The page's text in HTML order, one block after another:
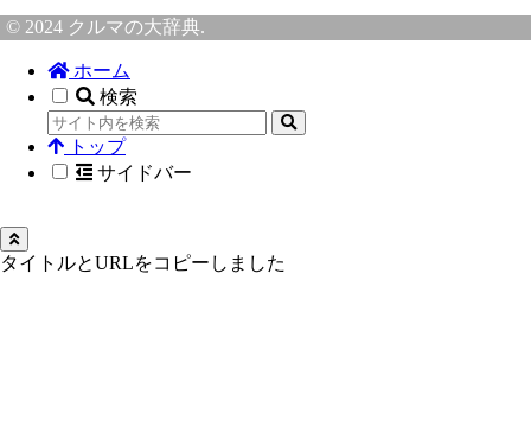
© 2024 クルマの大辞典.
ホーム
検索
トップ
サイドバー
タイトルとURLをコピーしました